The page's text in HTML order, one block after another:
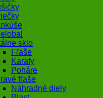
sklo
Fľaše
Karafy
Poháre
fľaše
Náhradné diely